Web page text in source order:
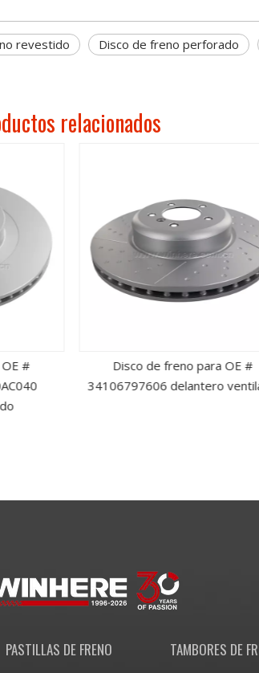
revestido Disco de freno perforado
relacionados
#
Disco de freno para OE #
34106797606 delantero
PASTILLAS DE FRENO TAMBORES DE